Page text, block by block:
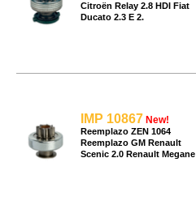
Citroën Relay 2.8 HDI Fiat
Ducato 2.3 E 2.
IMP 10867 New!
Reemplazo ZEN 1064
Reemplazo GM Renault
Scenic 2.0 Renault Megane